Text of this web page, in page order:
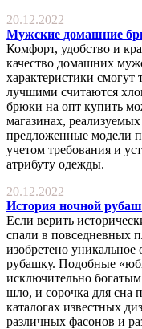
20.12.2022
Мужские домашние
Комфорт, удобство и
качество домашних
характеристики
лучшими считаются
брюки на опт купить
магазинах,
предложенные модели
учетом требования и
атрибуту одежды.
20.12.2022
История ночной
Если верить
спали в повседневных
изобретено
рубашку. Подобные
исключительно
шло, и сорочка для сна
каталогах известных
различных фасонов и